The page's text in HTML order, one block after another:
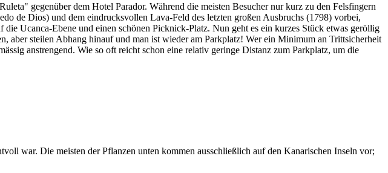
gegenüber dem Hotel Parador. Während die meisten Besucher nur kurz zu den Felsfingern
de Dios) und dem eindrucksvollen Lava-Feld des letzten großen Ausbruchs (1798) vorbei,
Ucanca-Ebene und einen schönen Picknick-Platz. Nun geht es ein kurzes Stück etwas geröllig
steilen Abhang hinauf und man ist wieder am Parkplatz! Wer ein Minimum an Trittsicherheit
anstrengend. Wie so oft reicht schon eine relativ geringe Distanz zum Parkplatz, um die
war. Die meisten der Pflanzen unten kommen ausschließlich auf den Kanarischen Inseln vor;